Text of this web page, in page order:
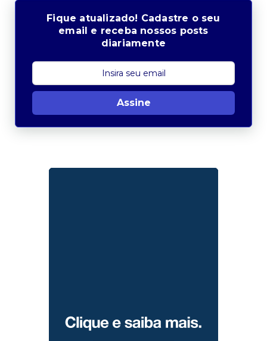
Fique atualizado! Cadastre o seu
email e receba nossos posts
diariamente
Assine